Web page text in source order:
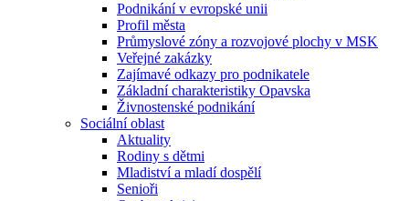
Podnikání v evropské unii
Profil města
Průmyslové zóny a rozvojové plochy v MSK
Veřejné zakázky
Zajímavé odkazy pro podnikatele
Základní charakteristiky Opavska
Živnostenské podnikání
Sociální oblast
Aktuality
Rodiny s dětmi
Mladiství a mladí dospělí
Senioři